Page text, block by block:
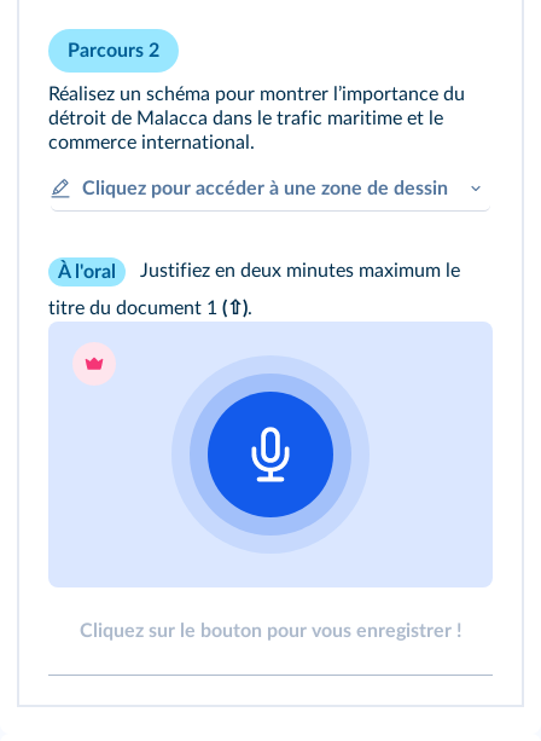
Parcours 2
Réalisez un schéma pour montrer lʼimportance du
détroit de Malacca dans le trafic maritime et le
commerce international.
Cliquez pour accéder à une zone de dessin
À l'oral
Justifiez en deux minutes maximum le
titre du document 1 (⇧).
Cliquez sur le bouton pour vous enregistrer !